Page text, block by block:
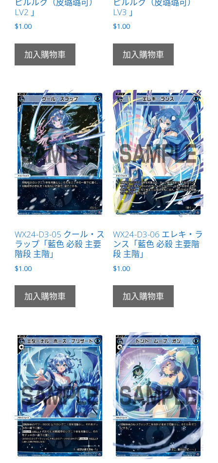
LV2 」
$1.00
加入購物車
LV3 」
$1.00
加入購物車
WX24-D3-05 クール・ス
ラップ「藍色 必殺 主要
階段 主階」
$1.00
加入購物車
WX24-D3-06 エレキ・ラ
ンス「藍色 必殺 主要階
段 主階」
$1.00
加入購物車